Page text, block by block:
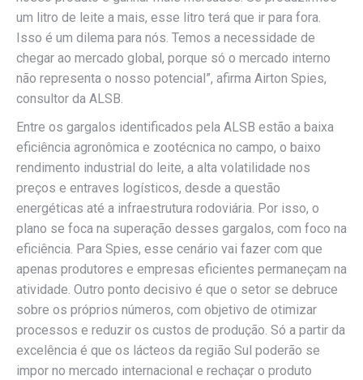
um litro de leite a mais, esse litro terá que ir para fora.
Isso é um dilema para nós. Temos a necessidade de
chegar ao mercado global, porque só o mercado interno
não representa o nosso potencial”, afirma Airton Spies,
consultor da ALSB.
Entre os gargalos identificados pela ALSB estão a baixa
eficiência agronômica e zootécnica no campo, o baixo
rendimento industrial do leite, a alta volatilidade nos
preços e entraves logísticos, desde a questão
energéticas até a infraestrutura rodoviária. Por isso, o
plano se foca na superação desses gargalos, com foco na
eficiência. Para Spies, esse cenário vai fazer com que
apenas produtores e empresas eficientes permaneçam na
atividade. Outro ponto decisivo é que o setor se debruce
sobre os próprios números, com objetivo de otimizar
processos e reduzir os custos de produção. Só a partir da
excelência é que os lácteos da região Sul poderão se
impor no mercado internacional e rechaçar o produto